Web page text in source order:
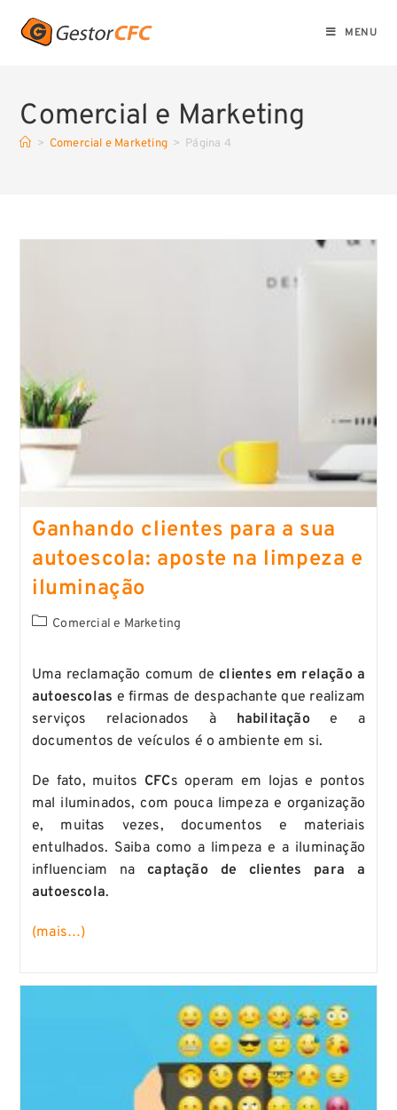
MENU
Comercial e Marketing
> Comercial e Marketing > Página 4
Ganhando clientes para a sua
autoescola: aposte na limpeza e
iluminação
Comercial e Marketing
Uma reclamação comum declientes em relação a
autoescolas e firmas de despachante que realizam
serviços relacionados à habilitaçãoe a
documentos de veículos é o ambiente em si.
De fato, muitos CFCs operam em lojas e pontos
mal iluminados, com pouca limpeza e organização
e, muitas vezes, documentos e materiais
entulhados. Saiba como a limpeza e a iluminação
influenciam nacaptação de clientes para a
autoescola.
(mais…)